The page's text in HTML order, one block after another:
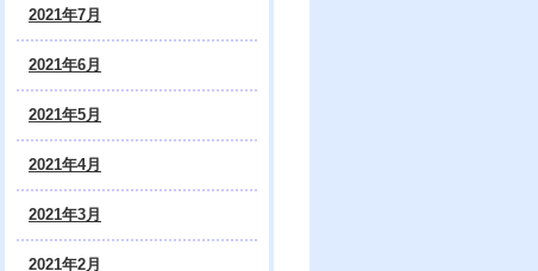
2021年7月
2021年6月
2021年5月
2021年4月
2021年3月
2021年2月